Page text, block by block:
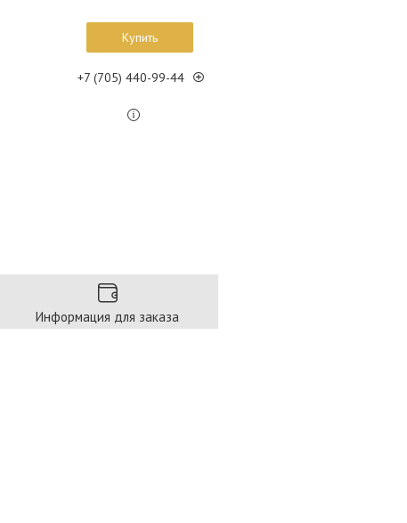
Купить
+7 (705) 440-99-44
Информация для заказа